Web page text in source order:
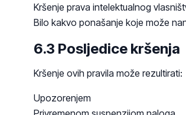
Kršenje prava intelektualnog
Bilo kakvo ponašanje koje može
6.3 Posljedice kršenja
Kršenje ovih pravila može rezultirati:
Upozorenjem